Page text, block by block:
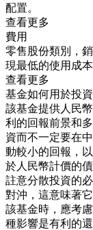
配置。
查看更多
費用
零售股份類別，
現最低的使用成本
查看更多
基金如何用於投
該基金提供人民
利的回報前景和
資而不一定要在
動較小的回報，
於人民幣計價的
註意分散投資的
對沖，這意味著
該基金時，應考
種影響是有利的還